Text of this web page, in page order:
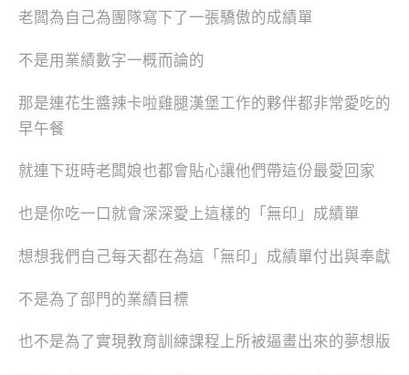
老闆為自己為團隊寫下了一張驕傲的成績單
不是用業績數字一概而論的
那是連花生醬辣卡啦雞腿漢堡工作的夥伴都非常愛吃的
早午餐
就連下班時老闆娘也都會貼心讓他們帶這份最愛回家
也是你吃一口就會深深愛上這樣的「無印」成績單
想想我們自己每天都在為這「無印」成績單付出與奉獻
不是為了部門的業績目標
也不是為了實現教育訓練課程上所被逼畫出來的夢想版